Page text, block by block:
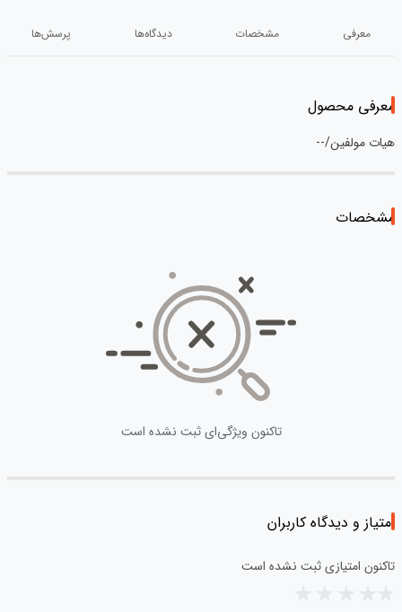
معرفی مشخصات دیدگاه‌ها پرسش‌ها
معرفی محصول
هیات مولفین/--
مشخصات
تاکنون ویژگی‌ای ثبت نشده است
امتیاز و دیدگاه کاربران
تاکنون امتیازی ثبت نشده است